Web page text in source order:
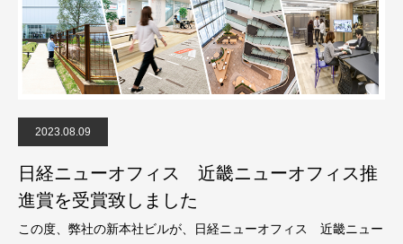
2023.08.09
日経ニューオフィス 近畿ニューオフィス推
進賞を受賞致しました
この度、弊社の新本社ビルが、日経ニューオフィス 近畿ニュー